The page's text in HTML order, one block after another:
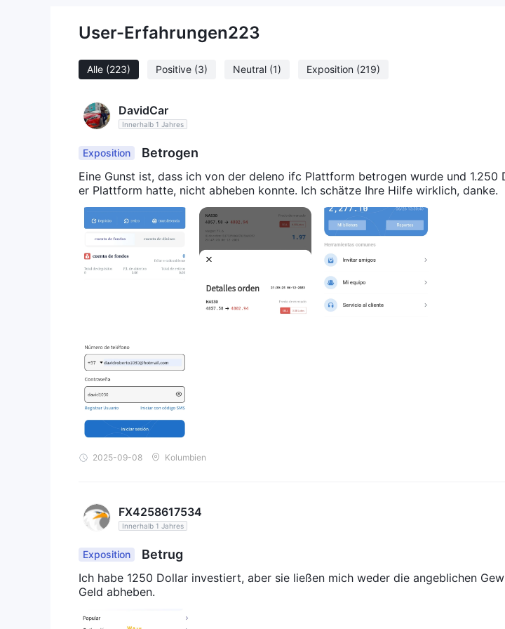
User-Erfahrungen223
Alle (223) Positive (3) Neutral (1) Exposition (219)
DavidCar
Innerhalb 1 Jahres
Exposition Betrogen
Eine Gunst ist, dass ich von der deleno ifc Plattform betrogen wurde und 1.250
er Plattform hatte, nicht abheben konnte. Ich schätze Ihre Hilfe wirklich, danke.
2025-09-08 Kolumbien
FX4258617534
Innerhalb 1 Jahres
Exposition Betrug
Ich habe 1250 Dollar investiert, aber sie ließen mich weder die angeblichen
Geld abheben.